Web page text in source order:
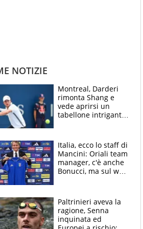
NOTIZIE
Montreal, Darderi
rimonta Shang e
vede aprirsi un
tabellone intrigante:
felice del mio livello"
Italia, ecco lo staff di
Mancini: Oriali team
manager, c'è anche
Bonucci, ma sul web
Paltrinieri aveva la
ragione, Senna
inquinata ed